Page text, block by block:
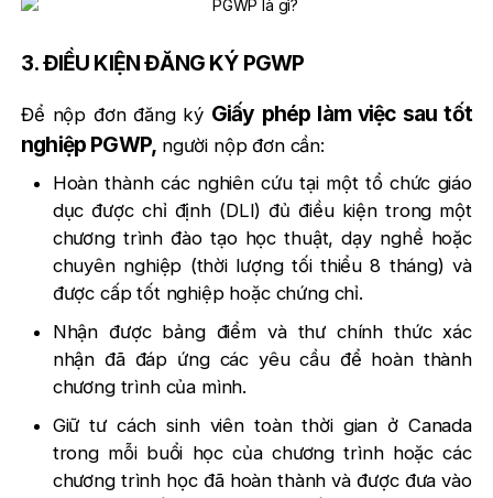
3. ĐIỀU KIỆN ĐĂNG KÝ PGWP
Để nộp đơn đăng ký Giấy phép làm việc sau tốt
nghiệp PGWP, người nộp đơn cần:
Hoàn thành các nghiên cứu tại một tổ chức giáo
dục được chỉ định (DLI) đủ điều kiện trong một
chương trình đào tạo học thuật, dạy nghề hoặc
chuyên nghiệp (thời lượng tối thiểu 8 tháng) và
được cấp tốt nghiệp hoặc chứng chỉ.
Nhận được bảng điểm và thư chính thức xác
nhận đã đáp ứng các yêu cầu để hoàn thành
chương trình của mình.
Giữ tư cách sinh viên toàn thời gian ở Canada
trong mỗi buổi học của chương trình hoặc các
chương trình học đã hoàn thành và được đưa vào